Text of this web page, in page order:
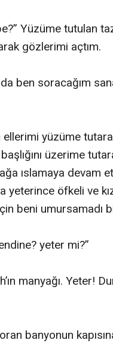
Yüzüme tutulan
gözlerimi açtım.
da ben soracağım
ellerimi yüzüme
üzerime
ıslamaya devam
yeterince öfkeli ve
beni umursamadı
yeter mi?”
manyağı. Yeter!
banyonun